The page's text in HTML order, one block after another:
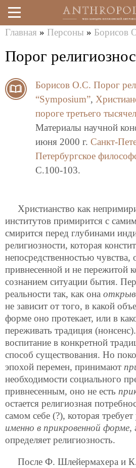
Перейти
к
здесь
Главная » Персоны » Борисов
Порог
Борисов О.С. Порог
“Symposium”,
пороге третьего
Материалы научной
июня 2000 г. Санкт-
Петербургское
C.100-103.
Христианство как
институтов примирится с
смирится перед глубинами
религиозности, которая
непосредственностью
привнесенной и не пережитой
сознанием ситуации бытия.
реальности так, как она
не зависит от того, в какой
форме оно протекает, или в
переживать традиция
воспитание в конкретной
способ существования. Но
эпохой перемен, принимают
необходимости социального
привнесенным, оно не есть
остается религиозная
самом себе (?), которая
именно в прикровенной форме,
определяет религиозность.
После Ф. Шлейермахера и